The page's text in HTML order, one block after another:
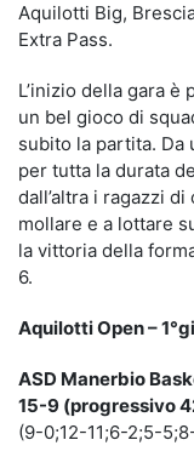
Aquilotti Big,
Extra Pass.
L’inizio della gara
un bel gioco di
subito la partita. Da
per tutta la durata
dall’altra i ragazzi
mollare e a lottare
la vittoria della
6.
Aquilotti Open –
ASD Manerbio
15-9 (progressivo
(9-0;12-11;6-2;5-